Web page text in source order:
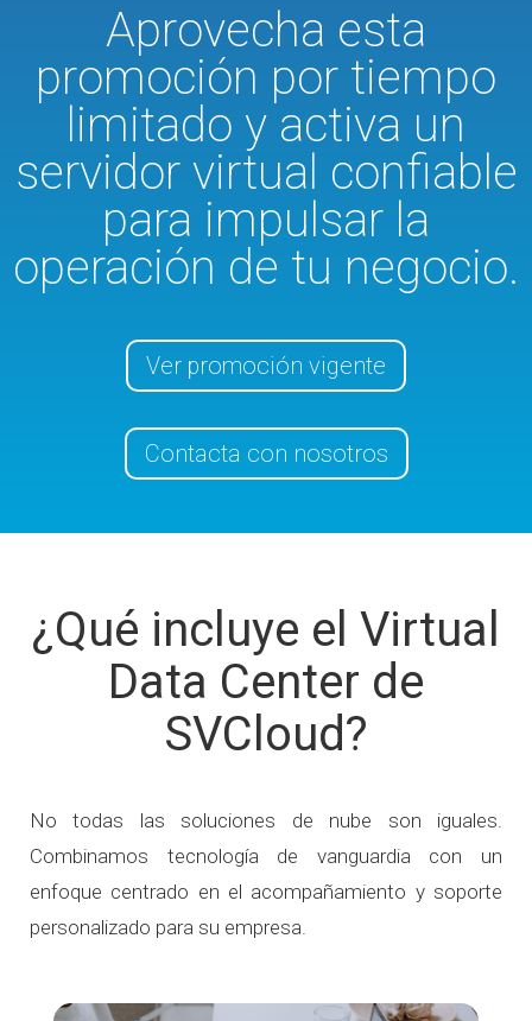
Aprovecha esta
promoción por tiempo
limitado y activa un
servidor virtual confiable
para impulsar la
operación de tu negocio.
Ver promoción vigente
Contacta con nosotros
¿Qué incluye el Virtual
Data Center de
SVCloud?
No todas las soluciones de nube son iguales.
Combinamos tecnología de vanguardia con un
enfoque centrado en el acompañamiento y soporte
personalizado para su empresa.